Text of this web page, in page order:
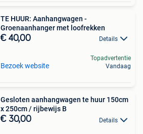
TE HUUR: Aanhangwagen -
Groenaanhanger met loofrekken
€ 40,00 Details
Bezoek website
Topadvertentie
Vandaag
Gesloten aanhangwagen te huur 150cm
x 250cm / rijbewijs B
€ 30,00 Details